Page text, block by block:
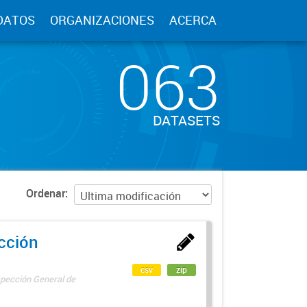
ORGANIZACIONES ACERCA
063
DATASETS
Ordenar
General de
csv zip